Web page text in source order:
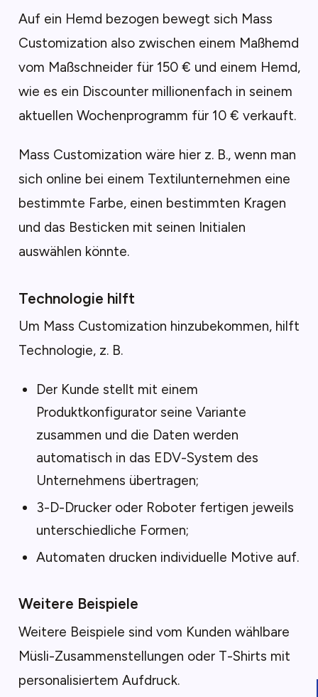
Auf ein Hemd bezogen bewegt sich Mass
Customization also zwischen einem Maßhemd
vom Maßschneider für 150 € und einem Hemd,
wie es ein Discounter millionenfach in seinem
aktuellen Wochenprogramm für 10 € verkauft.
Mass Customization wäre hier z. B., wenn man
sich online bei einem Textilunternehmen eine
bestimmte Farbe, einen bestimmten Kragen
und das Besticken mit seinen Initialen
auswählen könnte.
Technologie hilft
Um Mass Customization hinzubekommen, hilft
Technologie, z. B.
Der Kunde stellt mit einem
Produktkonfigurator seine Variante
zusammen und die Daten werden
automatisch in das EDV-System des
Unternehmens übertragen;
3-D-Drucker oder Roboter fertigen jeweils
unterschiedliche Formen;
Automaten drucken individuelle Motive auf.
Weitere Beispiele
Weitere Beispiele sind vom Kunden wählbare
Müsli-Zusammenstellungen oder T-Shirts mit
personalisiertem Aufdruck.